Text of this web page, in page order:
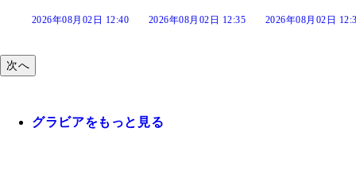
2026年08月02日 12:35 2026年08月02日 12:30 2026年08月02日
次へ
グラビアをもっと見る